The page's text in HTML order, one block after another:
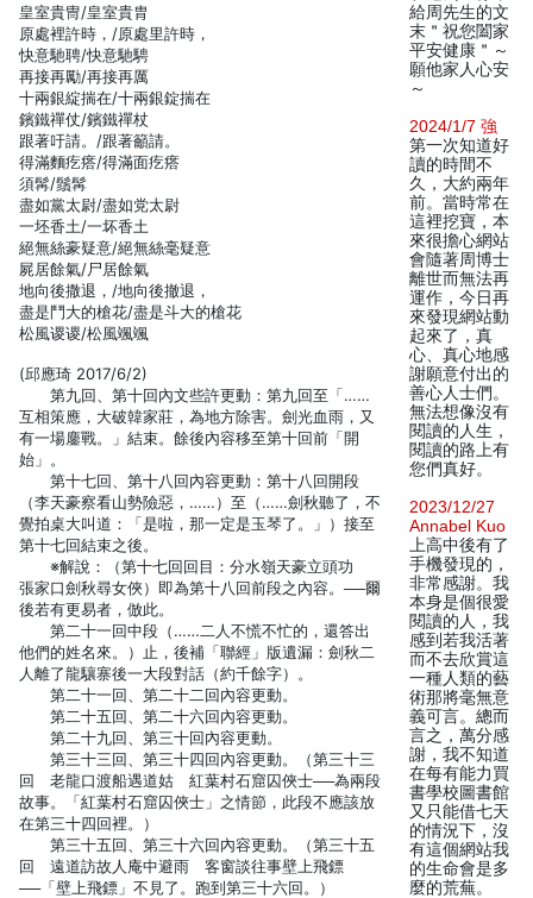
皇室貴冑/皇室貴胄
原處裡許時，/原處里許時，
快意馳聘/快意馳騁
再接再勵/再接再厲
十兩銀綻揣在/十兩銀錠揣在
鑌鐵禪仗/鑌鐵禪杖
跟著吁請。/跟著籲請。
得滿麵疙瘩/得滿面疙瘩
須髯/鬚髯
盡如黨太尉/盡如党太尉
一坯香土/一坏香土
絕無絲豪疑意/絕無絲毫疑意
屍居餘氣/尸居餘氣
地向後撒退，/地向後撤退，
盡是鬥大的槍花/盡是斗大的槍花
松風谡谡/松風颯颯
(邱應琦 2017/6/2)
第九回、第十回內文些許更動：第九回至「……
互相策應，大破韓家莊，為地方除害。劍光血雨，又
有一場鏖戰。」結束。餘後內容移至第十回前「開
始」。
第十七回、第十八回內容更動：第十八回開段
（李天豪察看山勢險惡，……）至（……劍秋聽了，不
覺拍桌大叫道：「是啦，那一定是玉琴了。」）接至
第十七回結束之後。
※解說：（第十七回回目：分水嶺天豪立頭功
張家口劍秋尋女俠）即為第十八回前段之內容。──爾
後若有更易者，倣此。
第二十一回中段（……二人不慌不忙的，還答出
他們的姓名來。）止，後補「聯經」版遺漏：劍秋二
人離了龍驤寨後一大段對話（約千餘字）。
第二十一回、第二十二回內容更動。
第二十五回、第二十六回內容更動。
第二十九回、第三十回內容更動。
第三十三回、第三十四回內容更動。（第三十三
回 老龍口渡船遇道姑 紅葉村石窟囚俠士──為兩段
故事。「紅葉村石窟囚俠士」之情節，此段不應該放
在第三十四回裡。）
第三十五回、第三十六回內容更動。（第三十五
回 遠道訪故人庵中避雨 客窗談往事壁上飛鏢
──「壁上飛鏢」不見了。跑到第三十六回。）
給周先生的文
末＂祝您闔家
平安健康＂～
願他家人心安
～
2024/1/7 強
第一次知道好
讀的時間不
久，大約兩年
前。當時常在
這裡挖寶，本
來很擔心網站
會隨著周博士
離世而無法再
運作，今日再
來發現網站動
起來了，真
心、真心地感
謝願意付出的
善心人士們。
無法想像沒有
閱讀的人生，
閱讀的路上有
您們真好。
2023/12/27
Annabel Kuo
上高中後有了
手機發現的，
非常感謝。我
本身是個很愛
閱讀的人，我
感到若我活著
而不去欣賞這
一種人類的藝
術那將毫無意
義可言。總而
言之，萬分感
謝，我不知道
在每有能力買
書學校圖書館
又只能借七天
的情況下，沒
有這個網站我
的生命會是多
麼的荒蕪。